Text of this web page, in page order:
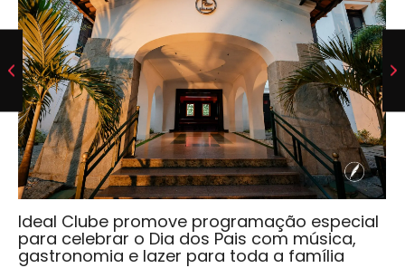
Ideal Clube promove programação especial
para celebrar o Dia dos Pais com música,
gastronomia e lazer para toda a família